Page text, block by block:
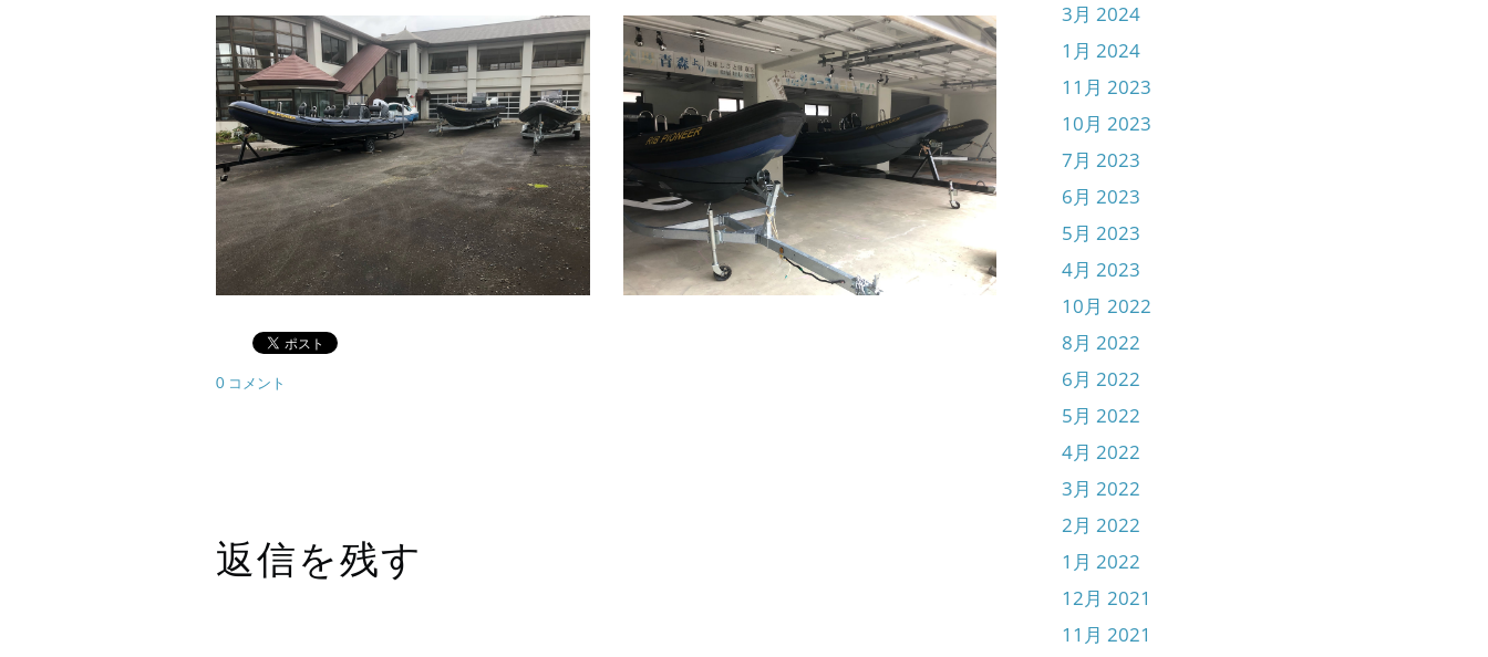
0 コメント
返信を残す
3月 2024
1月 2024
11月 2023
10月 2023
7月 2023
6月 2023
5月 2023
4月 2023
10月 2022
8月 2022
6月 2022
5月 2022
4月 2022
3月 2022
2月 2022
1月 2022
12月 2021
11月 2021